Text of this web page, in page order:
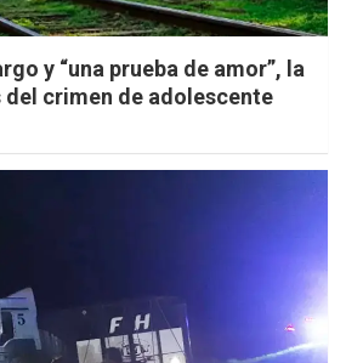
y “una prueba de amor”, la
crimen de adolescente